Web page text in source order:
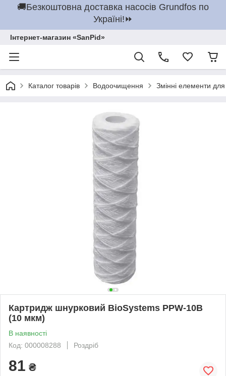
🚚Безкоштовна доставка насосів Grundfos по
Україні!⏩
Інтернет-магазин «SanPid»
Каталог товарів Водоочищення Змінні елементи для
Картридж шнурковий BioSystems PPW-10B
(10 мкм)
В наявності
Код: 000008288
Роздріб
81 ₴